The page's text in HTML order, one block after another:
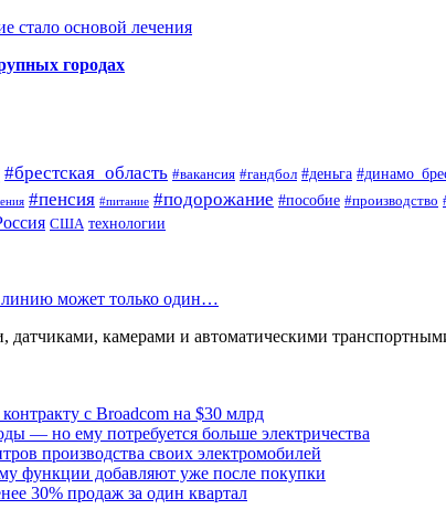
стало основой лечения
городах
#брестская_область #вакансия #гандбол #деньга
#пенсия #питание #подорожание #пособие #производство
США технологии
линию может только один…
датчиками, камерами и автоматическими
с Broadcom на $30 млрд
— но ему потребуется больше электричества
производства своих электромобилей
функции добавляют уже после покупки
30% продаж за один квартал